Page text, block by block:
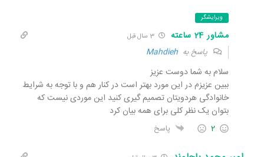
ویرایشگر
مشاور 24 ساعته 3 سال قبل
پاسخ به Mahdieh
سلام به شما دوست عزیز
ببین عزیزم در این مورد بهتر است در کنار هم و با توجه به شرایط
خانوادگی هردویتان تصمیم گیری کنید این موردی نیست که
بتوان یک نظر کلی برای همه بیان کرد
2 پاسخ